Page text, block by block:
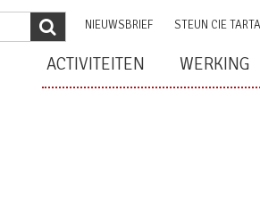
NIEUWSBRIEF STEUN CIE
ACTIVITEITEN WERKING